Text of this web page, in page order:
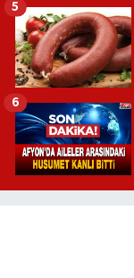
5
6